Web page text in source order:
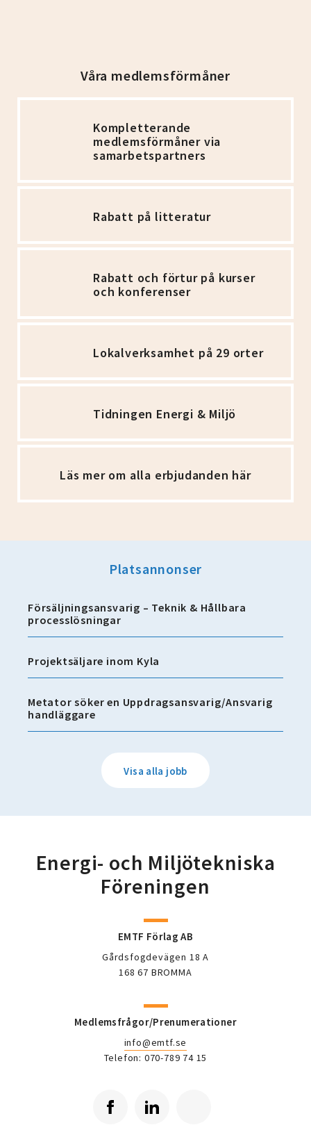
Våra medlemsförmåner
Kompletterande
medlemsförmåner via
samarbetspartners
Rabatt på litteratur
Rabatt och förtur på kurser
och konferenser
Lokalverksamhet på 29 orter
Tidningen Energi & Miljö
Läs mer om alla erbjudanden här
Platsannonser
Försäljningsansvarig – Teknik & Hållbara
processlösningar
Projektsäljare inom Kyla
Metator söker en Uppdragsansvarig/Ansvarig
handläggare
Visa alla jobb
Energi- och Miljötekniska
Föreningen
EMTF Förlag AB
Gårdsfogdevägen 18 A
168 67 BROMMA
Medlemsfrågor/Prenumerationer
info@emtf.se
Telefon: 070-789 74 15